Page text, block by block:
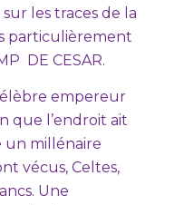
les traces de la
particulièrement
DE CESAR.
empereur
que l’endroit ait
millénaire
vécus, Celtes,
Une